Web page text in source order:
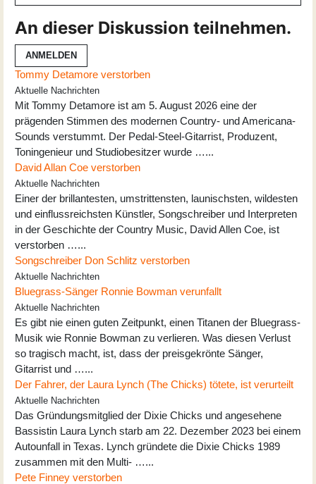
An dieser Diskussion teilnehmen.
ANMELDEN
Tommy Detamore verstorben
Aktuelle Nachrichten
Mit Tommy Detamore ist am 5. August 2026 eine der
prägenden Stimmen des modernen Country- und Americana-
Sounds verstummt. Der Pedal-Steel-Gitarrist, Produzent,
Toningenieur und Studiobesitzer wurde …...
David Allan Coe verstorben
Aktuelle Nachrichten
Einer der brillantesten, umstrittensten, launischsten, wildesten
und einflussreichsten Künstler, Songschreiber und Interpreten
in der Geschichte der Country Music, David Allen Coe, ist
verstorben …...
Songschreiber Don Schlitz verstorben
Aktuelle Nachrichten
Bluegrass-Sänger Ronnie Bowman verunfallt
Aktuelle Nachrichten
Es gibt nie einen guten Zeitpunkt, einen Titanen der Bluegrass-
Musik wie Ronnie Bowman zu verlieren. Was diesen Verlust
so tragisch macht, ist, dass der preisgekrönte Sänger,
Gitarrist und …...
Der Fahrer, der Laura Lynch (The Chicks) tötete, ist verurteilt
Aktuelle Nachrichten
Das Gründungsmitglied der Dixie Chicks und angesehene
Bassistin Laura Lynch starb am 22. Dezember 2023 bei einem
Autounfall in Texas. Lynch gründete die Dixie Chicks 1989
zusammen mit den Multi- …...
Pete Finney verstorben